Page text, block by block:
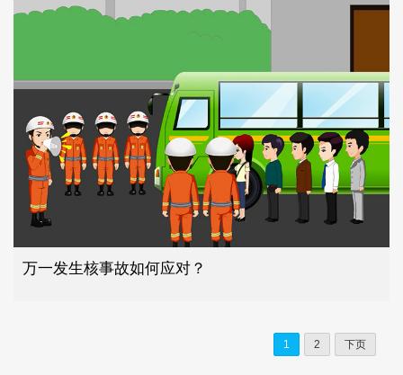
万一发生核事故如何应对？
1 2 下页